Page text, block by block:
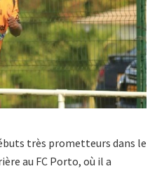
très prometteurs dans le
au FC Porto, où il a